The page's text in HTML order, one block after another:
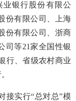
银行股份有限公
份有限公司、上海
份有限公司、浙商
司等21家全国性银
行、省级农村商业
实行“总对总”模